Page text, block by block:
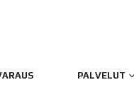
PALVELUT